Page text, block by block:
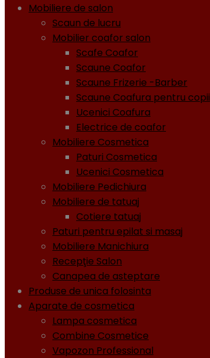
Mobiliere de salon
Scaun de lucru
Mobilier coafor salon
Scafe Coafor
Scaune Coafor
Scaune Frizerie -Barber
Scaune Coafura pentru copii
Ucenici Coafura
Electrice de coafor
Mobiliere Cosmetica
Paturi Cosmetica
Ucenici Cosmetica
Mobiliere Pedichiura
Mobiliere de tatuaj
Cotiere tatuaj
Paturi pentru epilat si masaj
Mobiliere Manichiura
Recepţie Salon
Canapea de asteptare
Produse de unica folosinta
Aparate de cosmetica
Lampa cosmetica
Combine Cosmetice
Vapozon Professional